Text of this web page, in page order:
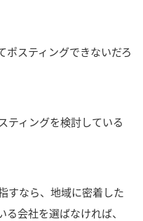
ポスティングできないだろ
ティングを検討している
すなら、地域に密着した
会社を選ばなければ、